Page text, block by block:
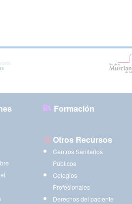
Formación
Otros Recursos
Centros Sanitarios
Públicos
Colegios
Profesionales
Derechos del paciente